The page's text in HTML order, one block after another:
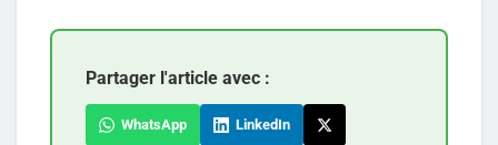
Partager l'article avec :
WhatsApp LinkedIn